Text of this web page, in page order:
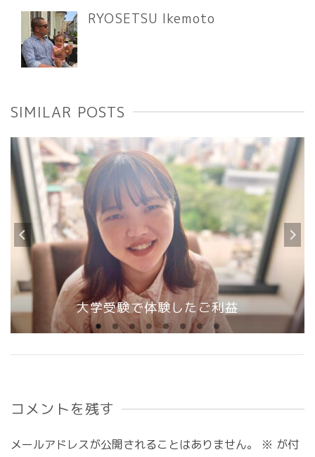
RYOSETSU Ikemoto
SIMILAR POSTS
大学受験で体験したご利益
コメントを残す
メールアドレスが公開されることはありません。 ※ が付